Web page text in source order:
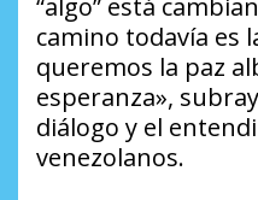
camino todavía es
queremos la paz
esperanza»,
diálogo y el
venezolanos.